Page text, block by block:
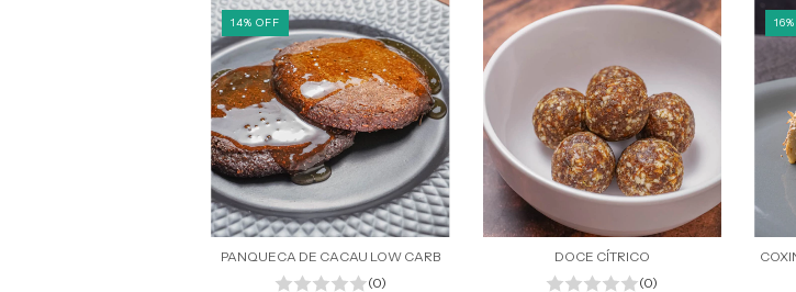
14% OFF
PANQUECA DE CACAU LOW CARB
(0)
DOCE CÍTRICO
(0)
16%